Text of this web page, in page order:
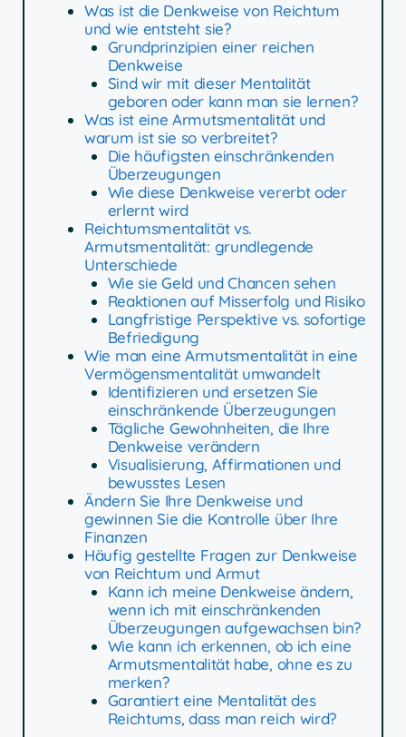
Was ist die Denkweise von Reichtum
und wie entsteht sie?
Grundprinzipien einer reichen
Denkweise
Sind wir mit dieser Mentalität
geboren oder kann man sie lernen?
Was ist eine Armutsmentalität und
warum ist sie so verbreitet?
Die häufigsten einschränkenden
Überzeugungen
Wie diese Denkweise vererbt oder
erlernt wird
Reichtumsmentalität vs.
Armutsmentalität: grundlegende
Unterschiede
Wie sie Geld und Chancen sehen
Reaktionen auf Misserfolg und Risiko
Langfristige Perspektive vs. sofortige
Befriedigung
Wie man eine Armutsmentalität in eine
Vermögensmentalität umwandelt
Identifizieren und ersetzen Sie
einschränkende Überzeugungen
Tägliche Gewohnheiten, die Ihre
Denkweise verändern
Visualisierung, Affirmationen und
bewusstes Lesen
Ändern Sie Ihre Denkweise und
gewinnen Sie die Kontrolle über Ihre
Finanzen
Häufig gestellte Fragen zur Denkweise
von Reichtum und Armut
Kann ich meine Denkweise ändern,
wenn ich mit einschränkenden
Überzeugungen aufgewachsen bin?
Wie kann ich erkennen, ob ich eine
Armutsmentalität habe, ohne es zu
merken?
Garantiert eine Mentalität des
Reichtums, dass man reich wird?